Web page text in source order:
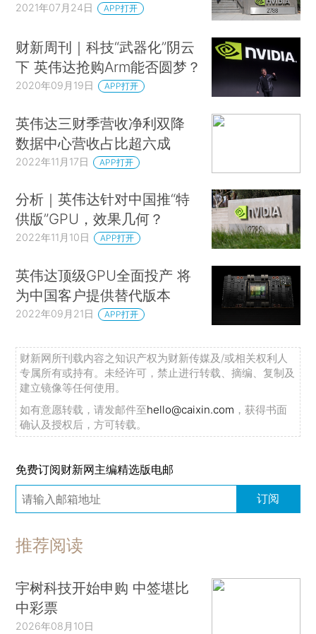
2021年07月24日 APP打开
财新周刊｜科技“武器化”阴云
下 英伟达抢购Arm能否圆梦？
2020年09月19日 APP打开
英伟达三财季营收净利双降
数据中心营收占比超六成
2022年11月17日 APP打开
分析｜英伟达针对中国推“特
供版”GPU，效果几何？
2022年11月10日 APP打开
英伟达顶级GPU全面投产 将
为中国客户提供替代版本
2022年09月21日 APP打开
财新网所刊载内容之知识产权为财新传媒及/或相关权利人
专属所有或持有。未经许可，禁止进行转载、摘编、复制及
建立镜像等任何使用。
如有意愿转载，请发邮件至hello@caixin.com ，获得书面
确认及授权后，方可转载。
免费订阅财新网主编精选版电邮
订阅
推荐阅读
宇树科技开始申购 中签堪比
中彩票
2026年08月10日